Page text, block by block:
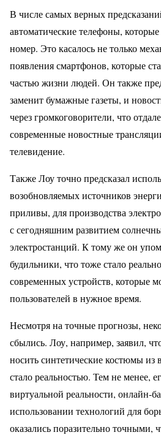
В числе самых верных
автоматические телефоны,
номер. Это касалось не только
появления смартфонов, которые
частью жизни людей. Он также
заменит бумажные газеты, и
через громкоговорители, что
современные новостные
телевидение.
Также Лоу точно предсказал
возобновляемых источников
приливы, для производства
с сегодняшним развитием
электростанций. К тому же он
будильники, что тоже стало
современных устройств, которые
пользователей в нужное время.
Несмотря на точные прогнозы,
сбылись. Лоу, например, заявил,
носить синтетические костюмы из
стало реальностью. Тем не менее,
виртуальной реальности, онлайн-
использовании технологий для
оказались поразительно точными,